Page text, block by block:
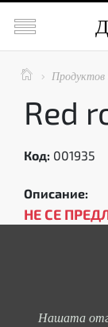

  Продуктов
Red
Код: 001935
Описание:
НЕ СЕ
Нашата